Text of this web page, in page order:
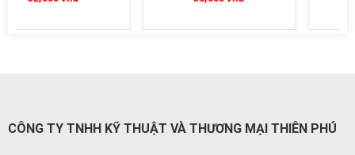
CÔNG TY TNHH KỸ THUẬT VÀ THƯƠNG MẠI THIÊN PHÚ